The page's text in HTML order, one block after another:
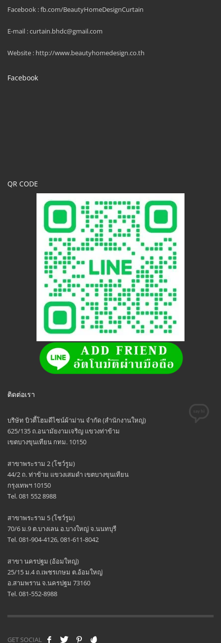
Facebook : fb.com/BeautyHomeDesignCurtain
E-mail : curtain.bhdc@gmail.com
Website : http://www.beautyhomedesign.co.th
Facebook
QR CODE
ติดต่อเรา
บริษัท บิวตี้โฮมดีไซน์ผ้าม่าน จำกัด (สำนักงานใหญ่)
625/135 ถ.อนามัยงามเจริญ แขวงท่าข้าม
เขตบางขุนเทียน กทม. 10150
สาขาพระราม 2 (โชว์รูม)
44/2 ถ. ท่าข้าม แขวงเสมดำ เขตบางขุนเทียน
กรุงเทพฯ 10150
Tel. 081 552 8988
สาขาพระราม 5 (โชว์รูม)
70/6 ม.9 ต.บางเลน อ.บางใหญ่ จ.นนทบุรี
Tel. 081-904-4126, 081-611-8042
สาขา นครปฐม (อ้อมใหญ่)
25/15 ม.4 ถ.เพชรเกษม ต.อ้อมใหญ่
อ.สามพราน จ.นครปฐม 73160
Tel. 081-552-8988
GET SOCIAL